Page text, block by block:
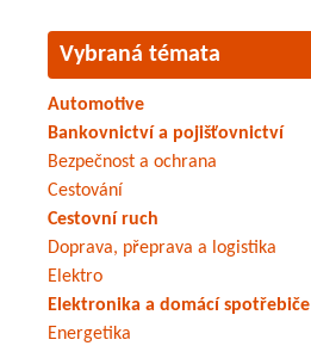
Vybraná témata
Automotive
Bankovnictví a pojišťovnictví
Bezpečnost a ochrana
Cestování
Cestovní ruch
Doprava, přeprava a logistika
Elektro
Elektronika a domácí spotřebiče
Energetika